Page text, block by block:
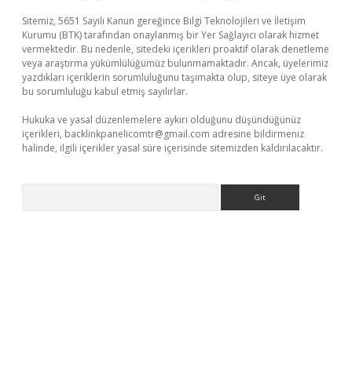
Sitemiz, 5651 Sayılı Kanun gereğince Bilgi Teknolojileri ve İletişim
Kurumu (BTK) tarafından onaylanmış bir Yer Sağlayıcı olarak hizmet
vermektedir. Bu nedenle, sitedeki içerikleri proaktif olarak denetleme
veya araştırma yükümlülüğümüz bulunmamaktadır. Ancak, üyelerimiz
yazdıkları içeriklerin sorumluluğunu taşımakta olup, siteye üye olarak
bu sorumluluğu kabul etmiş sayılırlar.
Hukuka ve yasal düzenlemelere aykırı olduğunu düşündüğünüz
içerikleri, backlinkpanelicomtr@gmail.com adresine bildirmeniz
halinde, ilgili içerikler yasal süre içerisinde sitemizden kaldırılacaktır.